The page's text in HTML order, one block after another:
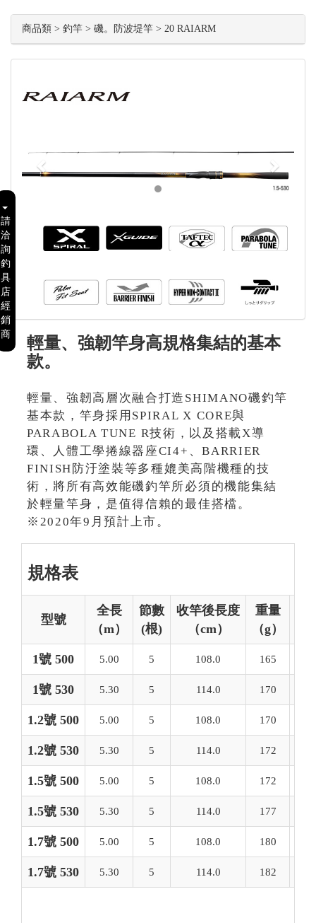
請
洽
詢
釣
具
店
經
銷
商
商品類 > 釣竿 > 磯。防波堤竿 > 20 RAIARM
輕量、強韌竿身高規格集結的基本
款。
輕量、強韌高層次融合打造SHIMANO磯釣竿
基本款，竿身採用SPIRAL X CORE與
PARABOLA TUNE R技術，以及搭載X導
環、人體工學捲線器座CI4+、BARRIER
FINISH防汙塗裝等多種媲美高階機種的技
術，將所有高效能磯釣竿所必須的機能集結
於輕量竿身，是值得信賴的最佳搭檔。
※2020年9月預計上市。
規格表
型號
全長
（m）
節數
(根)
收竿後長度
（cm）
重量
（g）
1號 500 5.00 5 108.0 165
1號 530 5.30 5 114.0 170
1.2號 500 5.00 5 108.0 170
1.2號 530 5.30 5 114.0 172
1.5號 500 5.00 5 108.0 172
1.5號 530 5.30 5 114.0 177
1.7號 500 5.00 5 108.0 180
1.7號 530 5.30 5 114.0 182